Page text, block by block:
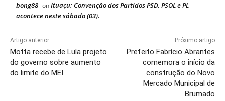
bong88 onItuaçu: Convenção dos Partidos PSD, PSOL e PL
acontece neste sábado (03).
Artigo anterior
Motta recebe de Lula projeto
do governo sobre aumento
do limite do MEI
Próximo artigo
Prefeito Fabrício Abrantes
comemora o início da
construção do Novo
Mercado Municipal de
Brumado